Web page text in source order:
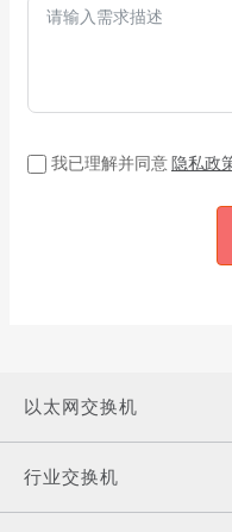
我已理解并同意隐私政
以太网交换机
行业交换机